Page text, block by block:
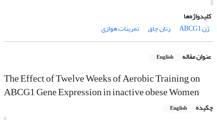
کلیدواژه‌ها
ژن ABCG1
زنان چاق تمرینات هوازی
عنوان مقاله English
The Effect of Twelve Weeks of Aerobic Training on
ABCG1 Gene Expression in inactive obese Women
چکیده English